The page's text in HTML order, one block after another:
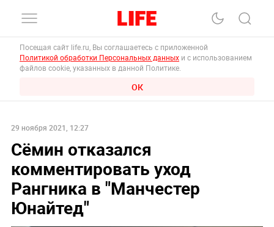
Посещая сайт life.ru, Вы соглашаетесь с приложенной
Политикой обработки Персональных данных и с использованием
файлов cookie, указанных в данной Политике.
ОК
29 ноября 2021, 12:27
Сёмин отказался
комментировать уход
Рангника в "Манчестер
Юнайтед"